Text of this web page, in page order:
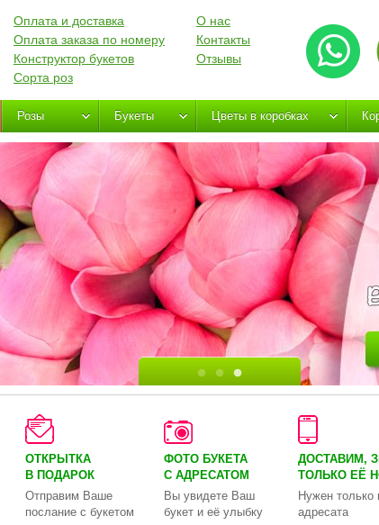
Оплата и доставка
Оплата заказа по номеру
Конструктор букетов
Сорта роз
О нас
Контакты
Отзывы
Розы Букеты Цветы в коробках
ОТКРЫТКА
В ПОДАРОК
Отправим Ваше
послание с букетом
ФОТО БУКЕТА
С АДРЕСАТОМ
Вы увидете Ваш
букет и её улыбку
ДОСТАВИМ,
ТОЛЬКО ЕЁ
Нужен только
адресата